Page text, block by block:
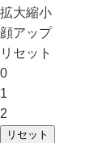
拡大縮小
顔アップ
リセット
0
1
2
リセット